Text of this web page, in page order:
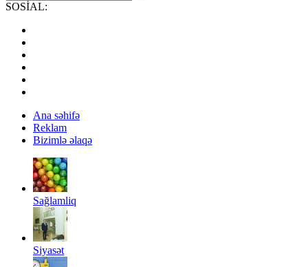
SOSİAL:
Ana səhifə
Reklam
Bizimlə əlaqə
Sağlamliq
Siyasət